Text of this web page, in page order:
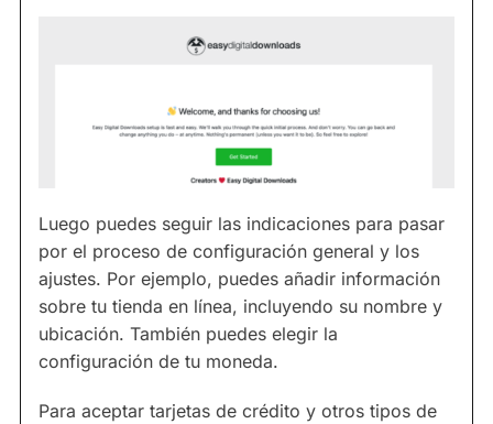
Luego puedes seguir las indicaciones para pasar
por el proceso de configuración general y los
ajustes. Por ejemplo, puedes añadir información
sobre tu tienda en línea, incluyendo su nombre y
ubicación. También puedes elegir la
configuración de tu moneda.
Para aceptar tarjetas de crédito y otros tipos de